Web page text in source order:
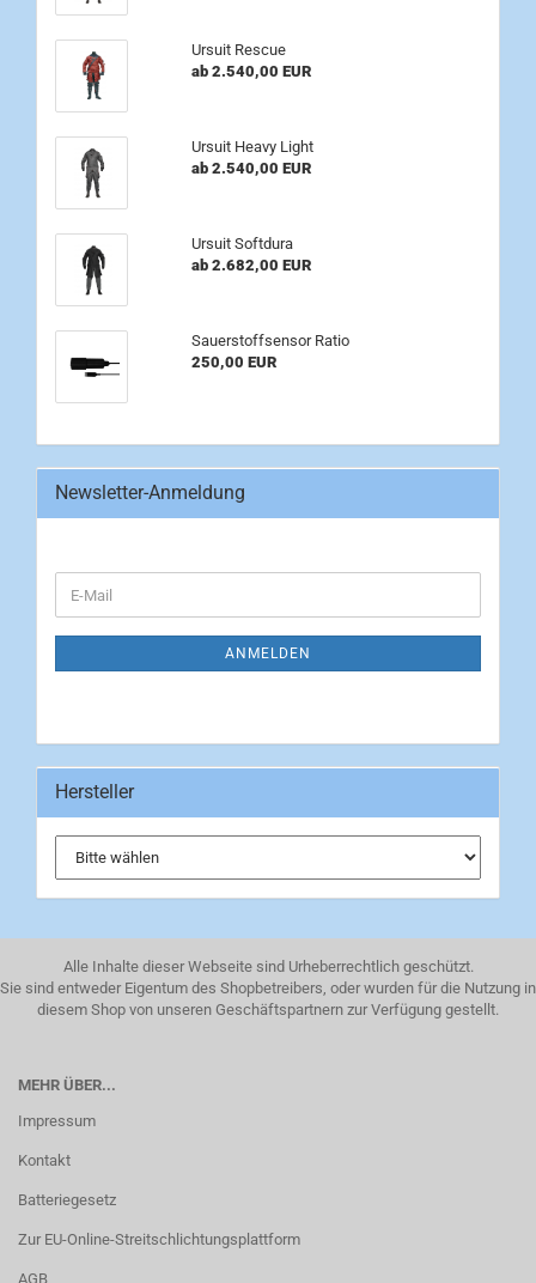
Ursuit Rescue
ab 2.540,00 EUR
Ursuit Heavy Light
ab 2.540,00 EUR
Ursuit Softdura
ab 2.682,00 EUR
Sauerstoffsensor Ratio
250,00 EUR
Newsletter-Anmeldung
ZUR
E-
Mail
ANMELDEN
Hersteller
Alle Inhalte dieser Webseite sind Urheberrechtlich geschützt.
Sie sind entweder Eigentum des Shopbetreibers, oder wurden für die Nutzung in
diesem Shop von unseren Geschäftspartnern zur Verfügung gestellt.
MEHR ÜBER...
Impressum
Kontakt
Batteriegesetz
Zur EU-Online-Streitschlichtungsplattform
AGB